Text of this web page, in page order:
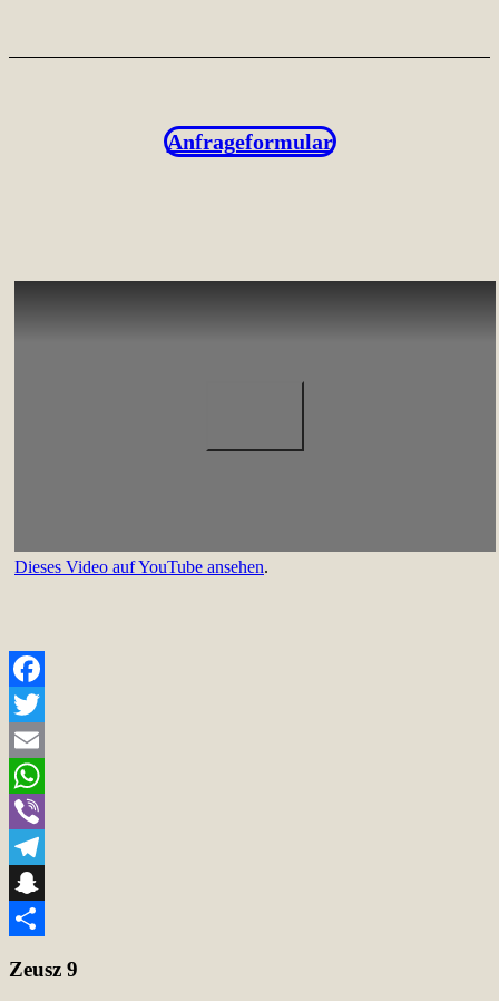
Anfrageformular
Dieses Video auf YouTube ansehen.
Facebook
Twitter
Email
WhatsApp
Viber
Telegram
Snapchat
Zeusz 9